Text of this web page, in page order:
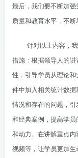
最后，我们要不断加
质量和教育水平，不断
针对以上内容，
措施：根据领导人的
性，引导学员从理论
件中加入相关统计数
情况和存在的问题，
和经典案例，提高学
和动力。在讲解重点内
视频等，让学员更加